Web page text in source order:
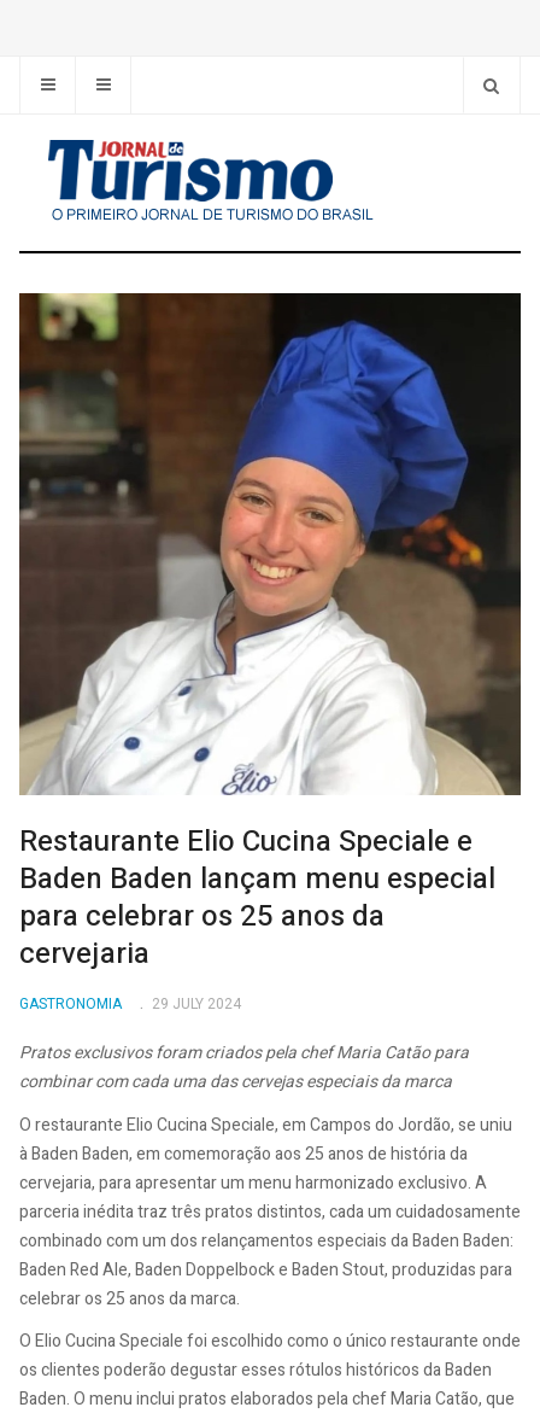
Restaurante Elio Cucina Speciale e
Baden Baden lançam menu especial
para celebrar os 25 anos da
cervejaria
GASTRONOMIA 29 JULY 2024
Pratos exclusivos foram criados pela chef Maria Catão para
combinar com cada uma das cervejas especiais da marca
O restaurante Elio Cucina Speciale, em Campos do Jordão, se uniu
à Baden Baden, em comemoração aos 25 anos de história da
cervejaria, para apresentar um menu harmonizado exclusivo. A
parceria inédita traz três pratos distintos, cada um cuidadosamente
combinado com um dos relançamentos especiais da Baden Baden:
Baden Red Ale, Baden Doppelbock e Baden Stout, produzidas para
celebrar os 25 anos da marca.
O Elio Cucina Speciale foi escolhido como o único restaurante onde
os clientes poderão degustar esses rótulos históricos da Baden
Baden. O menu inclui pratos elaborados pela chef Maria Catão, que